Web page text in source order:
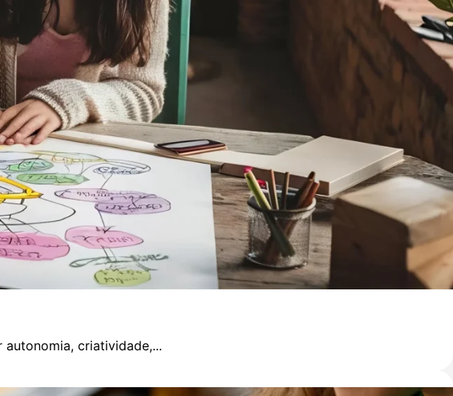
criatividade,...